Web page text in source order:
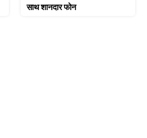
साथ शानदार फोन